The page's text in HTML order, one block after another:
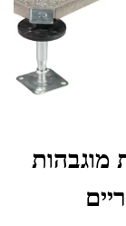
מוגבהות